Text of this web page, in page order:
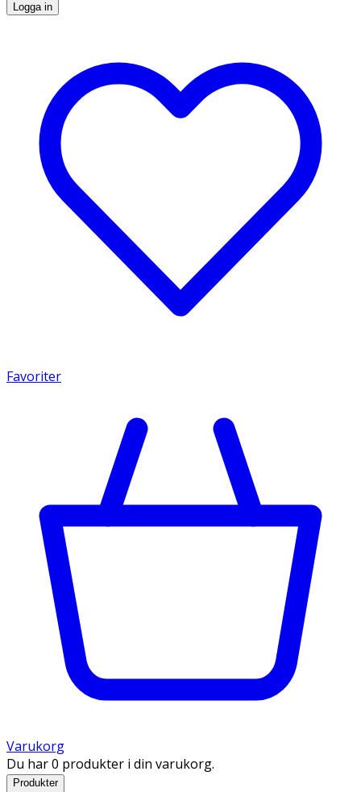
Logga in
Favoriter
Varukorg
Du har 0 produkter i din varukorg.
Produkter